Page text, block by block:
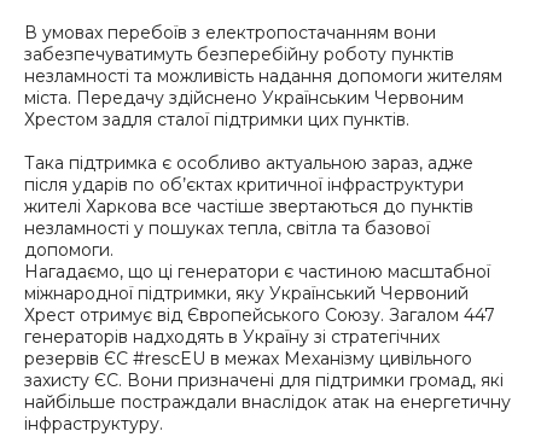
В умовах перебоїв з електропостачанням вони
забезпечуватимуть безперебійну роботу пунктів
незламності та можливість надання допомоги жителям
міста. Передачу здійснено Українським Червоним
Хрестом задля сталої підтримки цих пунктів.
Така підтримка є особливо актуальною зараз, адже
після ударів по об’єктах критичної інфраструктури
жителі Харкова все частіше звертаються до пунктів
незламності у пошуках тепла, світла та базової
допомоги.
Нагадаємо, що ці генератори є частиною масштабної
міжнародної підтримки, яку Український Червоний
Хрест отримує від Європейського Союзу. Загалом 447
генераторів надходять в Україну зі стратегічних
резервів ЄС #rescEU в межах Механізму цивільного
захисту ЄС. Вони призначені для підтримки громад, які
найбільше постраждали внаслідок атак на енергетичну
інфраструктуру.